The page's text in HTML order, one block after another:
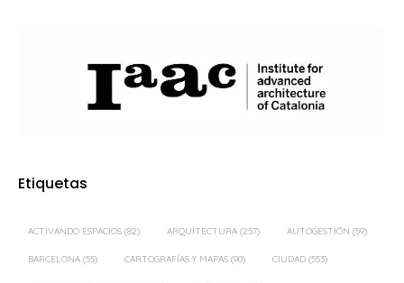
Etiquetas
ACTIVANDO ESPACIOS (82) ARQUITECTURA (257) AUTOGESTIÓN (59)
BARCELONA (55) CARTOGRAFÍAS Y MAPAS (90) CIUDAD (553)